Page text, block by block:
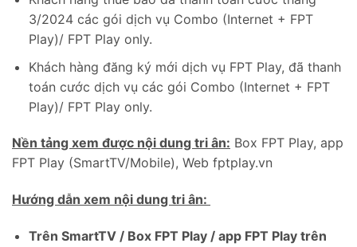
3/2024 các gói dịch vụ Combo (Internet + FPT
Play)/ FPT Play only.
Khách hàng đăng ký mới dịch vụ FPT Play, đã thanh
toán cước dịch vụ các gói Combo (Internet + FPT
Play)/ FPT Play only.
Nền tảng xem được nội dung tri ân: Box FPT Play, app
FPT Play (SmartTV/Mobile), Web fptplay.vn
Hướng dẫn xem nội dung tri ân:
Trên SmartTV / Box FPT Play / app FPT Play trên